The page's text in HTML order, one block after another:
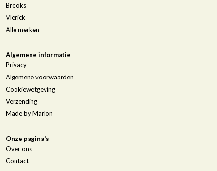
Brooks
Vlerick
Alle merken
Algemene informatie
Privacy
Algemene voorwaarden
Cookiewetgeving
Verzending
Made by Marlon
Onze pagina's
Over ons
Contact